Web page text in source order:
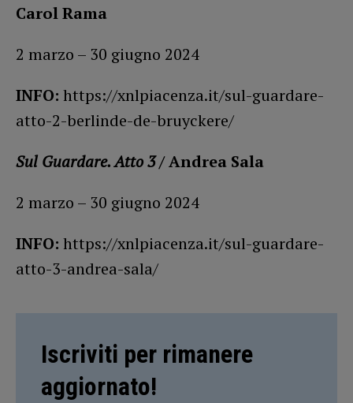
Carol Rama
2 marzo – 30 giugno 2024
INFO: https://xnlpiacenza.it/sul-guardare-
atto-2-berlinde-de-bruyckere/
Sul Guardare. Atto 3/ Andrea Sala
2 marzo – 30 giugno 2024
INFO: https://xnlpiacenza.it/sul-guardare-
atto-3-andrea-sala/
Iscriviti per rimanere
aggiornato!